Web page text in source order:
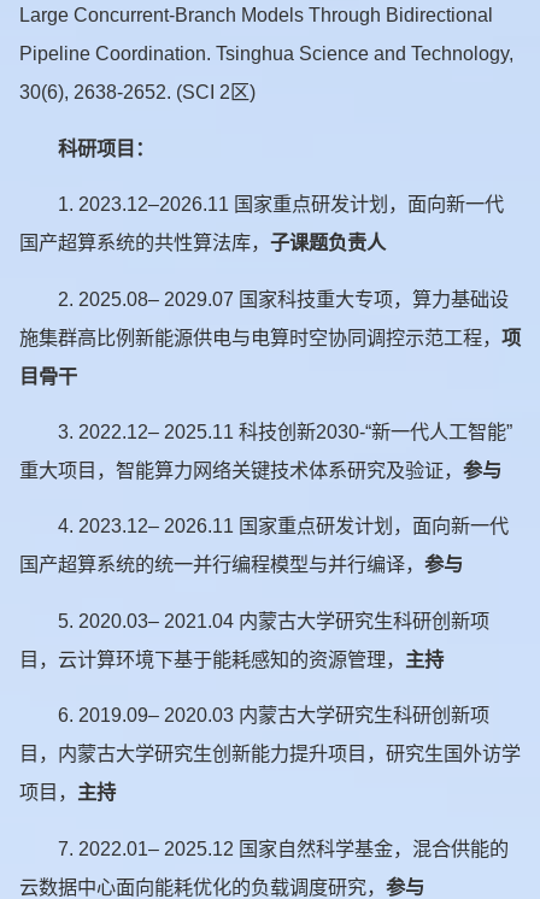
Large Concurrent-Branch Models Through Bidirectional
Pipeline Coordination. Tsinghua Science and Technology,
30(6), 2638-2652. (SCI 2区)
科研项目：
1. 2023.12–2026.11 国家重点研发计划，面向新一代
国产超算系统的共性算法库， 子课题负责人
2. 2025.08– 2029.07 国家科技重大专项，算力基础设
施集群高比例新能源供电与电算时空协同调控示范工程， 项
目骨干
3. 2022.12– 2025.11 科技创新2030-“新一代人工智能”
重大项目，智能算力网络关键技术体系研究及验证， 参与
4. 2023.12– 2026.11 国家重点研发计划，面向新一代
国产超算系统的统一并行编程模型与并行编译， 参与
5. 2020.03– 2021.04 内蒙古大学研究生科研创新项
目，云计算环境下基于能耗感知的资源管理， 主持
6. 2019.09– 2020.03 内蒙古大学研究生科研创新项
目，内蒙古大学研究生创新能力提升项目，研究生国外访学
项目， 主持
7. 2022.01– 2025.12 国家自然科学基金，混合供能的
云数据中心面向能耗优化的负载调度研究， 参与